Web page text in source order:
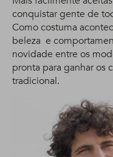
conquistar gente de
Como costuma
beleza e
novidade entre os
pronta para ganhar os
tradicional.